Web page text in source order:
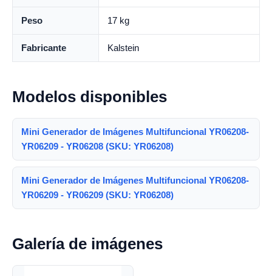
Peso 17 kg
Fabricante Kalstein
Modelos disponibles
Mini Generador de Imágenes Multifuncional YR06208-
YR06209 - YR06208 (SKU: YR06208)
Mini Generador de Imágenes Multifuncional YR06208-
YR06209 - YR06209 (SKU: YR06208)
Galería de imágenes